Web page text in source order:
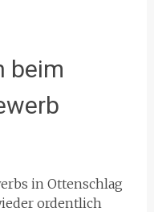
beim
in Ottenschlag
ordentlich